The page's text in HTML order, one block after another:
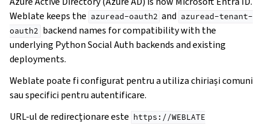
Weblate keeps the azuread-oauth2 and azuread-tenant-
oauth2 backend names for compatibility with the
underlying Python Social Auth backends and existing
deployments.
Weblate poate fi configurat pentru a utiliza chiriași comuni
sau specifici pentru autentificare.
URL-ul de redirecționare este https://WEBLATE